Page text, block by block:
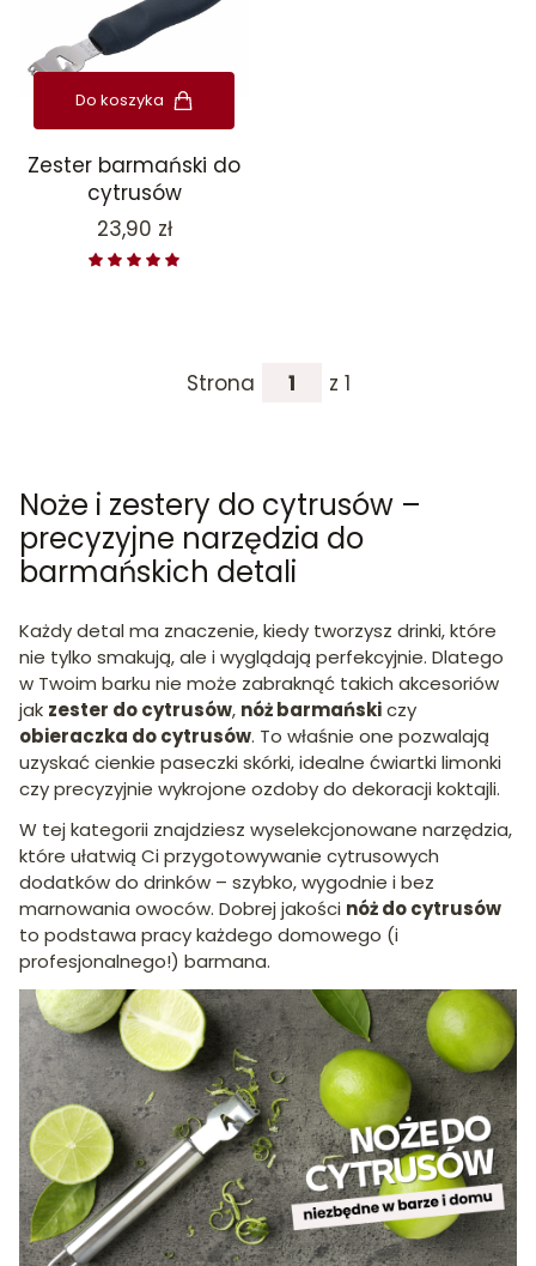
Do koszyka
Zester barmański do
cytrusów
Cena
23,90 zł
Strona z 1
Noże i zestery do cytrusów –
precyzyjne narzędzia do
barmańskich detali
Każdy detal ma znaczenie, kiedy tworzysz drinki, które
nie tylko smakują, ale i wyglądają perfekcyjnie. Dlatego
w Twoim barku nie może zabraknąć takich akcesoriów
jak zester do cytrusów, nóż barmańskiczy
obieraczka do cytrusów. To właśnie one pozwalają
uzyskać cienkie paseczki skórki, idealne ćwiartki limonki
czy precyzyjnie wykrojone ozdoby do dekoracji koktajli.
W tej kategorii znajdziesz wyselekcjonowane narzędzia,
które ułatwią Ci przygotowywanie cytrusowych
dodatków do drinków – szybko, wygodnie i bez
marnowania owoców. Dobrej jakości nóż do cytrusów
to podstawa pracy każdego domowego (i
profesjonalnego!) barmana.